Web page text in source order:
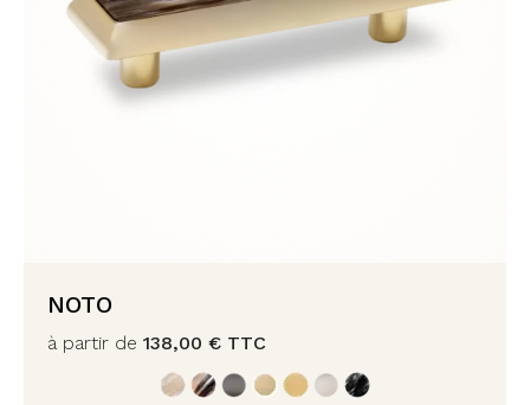
NOTO
à partir de 138,00 € TTC